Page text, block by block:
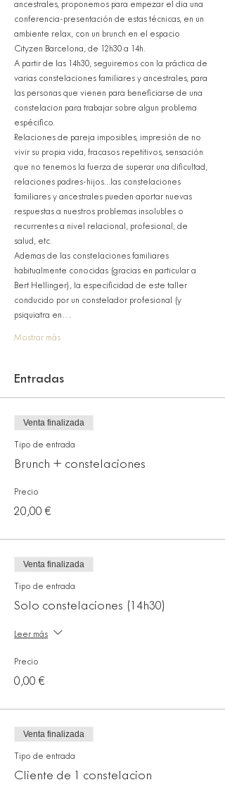
ancestrales, proponemos para empezar el dia una
conferencia-presentación de estas técnicas, en un
ambiente relax, con un brunch en el espacio
Cityzen Barcelona, de 12h30 a 14h.
A partir de las 14h30, seguiremos con la práctica de
varias constelaciones familiares y ancestrales, para
las personas que vienen para beneficiarse de una
constelacion para trabajar sobre algun problema
espécifico.
Relaciones de pareja imposibles, impresión de no
vivir su propia vida, fracasos repetitivos, sensación
que no tenemos la fuerza de superar una dificultad,
relaciones padres-hijos...las constelaciones
familiares y ancestrales pueden aportar nuevas
respuestas a nuestros problemas insolubles o
recurrentes a nivel relacional, profesional, de
salud, etc.
Ademas de las constelaciones familiares
habitualmente conocidas (gracias en particular a
Bert Hellinger), la especificidad de este taller
conducido por un constelador profesional (y
psiquiatra en…
Mostrar más
Entradas
Venta finalizada
Tipo de entrada
Brunch + constelaciones
Precio
20,00 €
Venta finalizada
Tipo de entrada
Solo constelaciones (14h30)
Leer más
Precio
0,00 €
Venta finalizada
Tipo de entrada
Cliente de 1 constelacion